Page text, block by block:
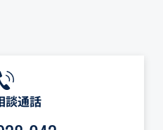
談通話